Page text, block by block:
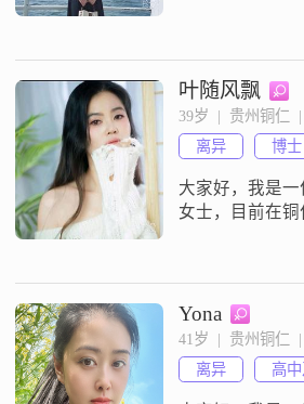
叶随风飘
39岁  |  贵州铜仁  |
离异
博士
大家好，我是一
女士，目前在铜
然不算特别高
生活需求
有博士学位，这
突出的一个标签
面，我自认为是
人，总是能给周
Yona
41岁  |  贵州铜仁  |
离异
高